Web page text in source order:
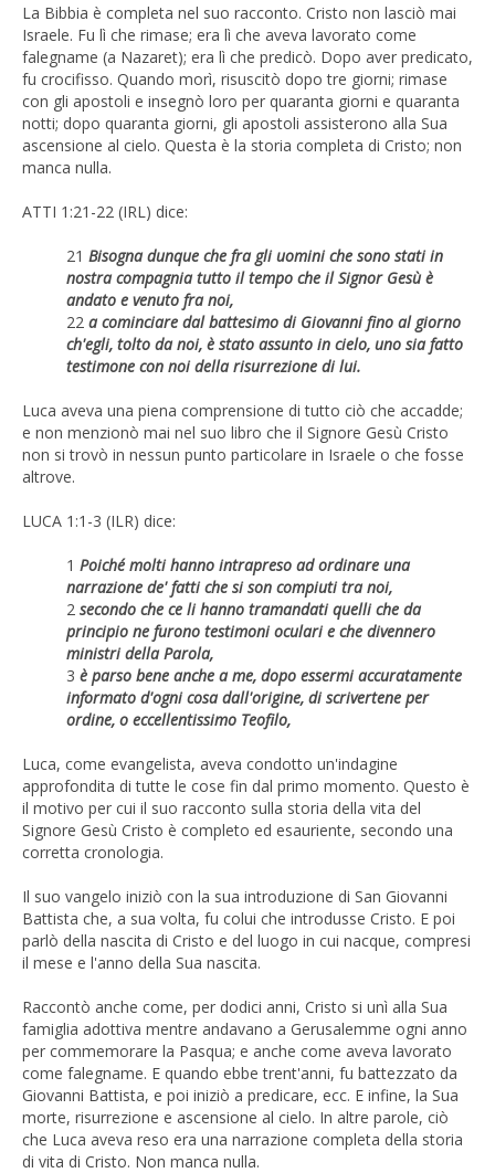
La Bibbia è completa nel suo racconto. Cristo non lasciò mai
Israele. Fu lì che rimase; era lì che aveva lavorato come
falegname (a Nazaret); era lì che predicò. Dopo aver predicato,
fu crocifisso. Quando morì, risuscitò dopo tre giorni; rimase
con gli apostoli e insegnò loro per quaranta giorni e quaranta
notti; dopo quaranta giorni, gli apostoli assisterono alla Sua
ascensione al cielo. Questa è la storia completa di Cristo; non
manca nulla.
ATTI 1:21-22 (IRL) dice:
21 Bisogna dunque che fra gli uomini che sono stati in
nostra compagnia tutto il tempo che il Signor Gesù è
andato e venuto fra noi,
22 a cominciare dal battesimo di Giovanni fino al giorno
ch'egli, tolto da noi, è stato assunto in cielo, uno sia fatto
testimone con noi della risurrezione di lui.
Luca aveva una piena comprensione di tutto ciò che accadde;
e non menzionò mai nel suo libro che il Signore Gesù Cristo
non si trovò in nessun punto particolare in Israele o che fosse
altrove.
LUCA 1:1-3 (ILR) dice:
1 Poiché molti hanno intrapreso ad ordinare una
narrazione de' fatti che si son compiuti tra noi,
2 secondo che ce li hanno tramandati quelli che da
principio ne furono testimoni oculari e che divennero
ministri della Parola,
3 è parso bene anche a me, dopo essermi accuratamente
informato d'ogni cosa dall'origine, di scrivertene per
ordine, o eccellentissimo Teofilo,
Luca, come evangelista, aveva condotto un'indagine
approfondita di tutte le cose fin dal primo momento. Questo è
il motivo per cui il suo racconto sulla storia della vita del
Signore Gesù Cristo è completo ed esauriente, secondo una
corretta cronologia.
Il suo vangelo iniziò con la sua introduzione di San Giovanni
Battista che, a sua volta, fu colui che introdusse Cristo. E poi
parlò della nascita di Cristo e del luogo in cui nacque, compresi
il mese e l'anno della Sua nascita.
Raccontò anche come, per dodici anni, Cristo si unì alla Sua
famiglia adottiva mentre andavano a Gerusalemme ogni anno
per commemorare la Pasqua; e anche come aveva lavorato
come falegname. E quando ebbe trent'anni, fu battezzato da
Giovanni Battista, e poi iniziò a predicare, ecc. E infine, la Sua
morte, risurrezione e ascensione al cielo. In altre parole, ciò
che Luca aveva reso era una narrazione completa della storia
di vita di Cristo. Non manca nulla.